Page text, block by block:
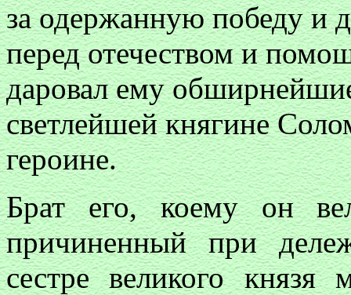
за одержанную победу и
перед отечеством и
даровал ему
светлейшей княгине
героине.
Брат его, коему он
причиненный при
сестре великого князя